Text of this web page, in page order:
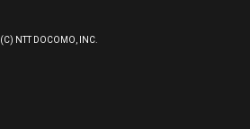
(C) NTT DOCOMO, INC.